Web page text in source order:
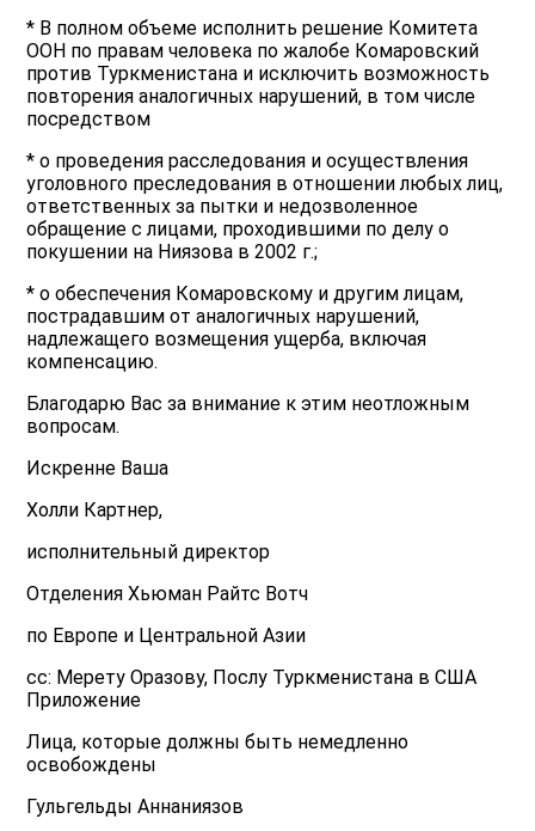
* В полном объеме исполнить решение Комитета
ООН по правам человека по жалобе Комаровский
против Туркменистана и исключить возможность
повторения аналогичных нарушений, в том числе
посредством
* o проведения расследования и осуществления
уголовного преследования в отношении любых лиц,
ответственных за пытки и недозволенное
обращение с лицами, проходившими по делу о
покушении на Ниязова в 2002 г.;
* o обеспечения Комаровскому и другим лицам,
пострадавшим от аналогичных нарушений,
надлежащего возмещения ущерба, включая
компенсацию.
Благодарю Вас за внимание к этим неотложным
вопросам.
Искренне Ваша
Холли Картнер,
исполнительный директор
Отделения Хьюман Райтс Вотч
по Европе и Центральной Азии
cc: Мерету Оразову, Послу Туркменистана в США
Приложение
Лица, которые должны быть немедленно
освобождены
Гульгельды Аннаниязов